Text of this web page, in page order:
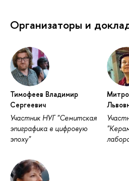
Организаторы и
Тимофеев Владимир
Сергеевич
Участник НУГ "Семитская
эпиграфика в цифровую
эпоху"